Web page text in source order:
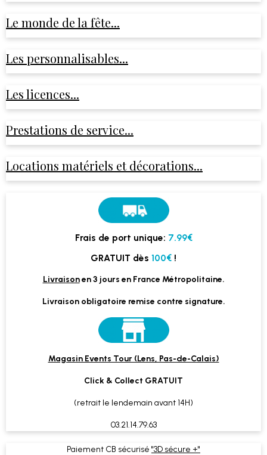
Le monde de la fête...
Les personnalisables...
Les licences...
Prestations de service...
Locations matériels et décorations...
Frais de port unique: 7.99€
GRATUIT dès 100€ !
Livraisonen 3 jours en France Métropolitaine.
Livraison obligatoire remise contre signature.
Magasin Events Tour (Lens, Pas-de-Calais)
Click & Collect GRATUIT
(retrait le lendemain avant 14H)
03.21.14.79.63
Paiement CB sécurisé "3D sécure +"